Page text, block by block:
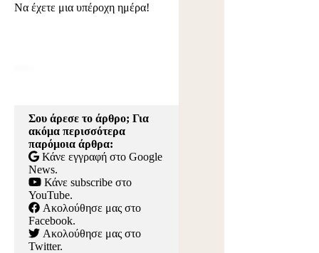
Να έχετε μια υπέροχη ημέρα!
Σου άρεσε το άρθρο; Για
ακόμα περισσότερα
παρόμοια άρθρα:
Κάνε εγγραφή στο Google
News.
Κάνε subscribe στο
YouTube.
Ακολούθησε μας στο
Facebook.
Ακολούθησε μας στο
Twitter.